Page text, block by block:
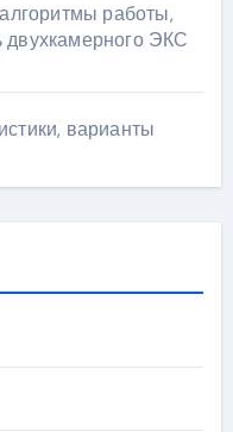
работы,
ЭКС
варианты